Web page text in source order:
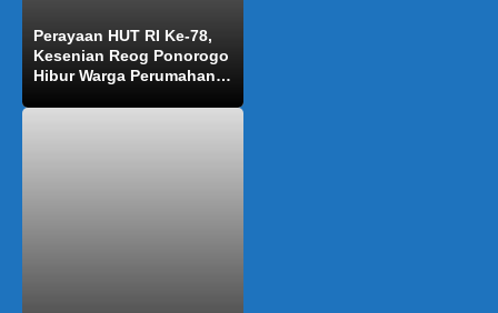
Perayaan HUT RI Ke-78,
Kesenian Reog Ponorogo
Hibur Warga Perumahan